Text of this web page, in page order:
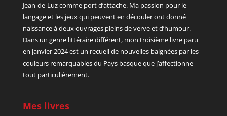
Jean-de-Luz comme port d’attache. Ma passion pour le
langage et les jeux qui peuvent en découler ont donné
naissance à deux ouvrages pleins de verve et d’humour.
Dans un genre littéraire différent, mon troisième livre paru
en janvier 2024 est un recueil de nouvelles baignées par les
couleurs remarquables du Pays basque que j’affectionne
tout particulièrement.
Mes livres